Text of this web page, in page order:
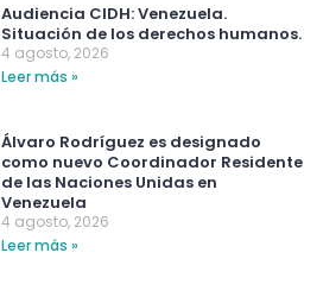
Audiencia CIDH: Venezuela.
Situación de los derechos humanos.
4 agosto, 2026
Leer más »
Álvaro Rodríguez es designado
como nuevo Coordinador Residente
de las Naciones Unidas en
Venezuela
4 agosto, 2026
Leer más »